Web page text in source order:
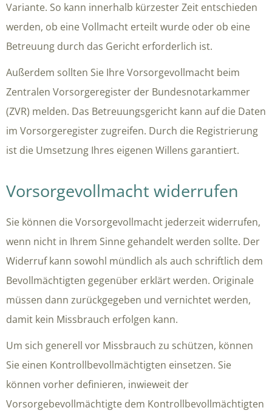
Variante. So kann innerhalb kürzester Zeit entschieden
werden, ob eine Vollmacht erteilt wurde oder ob eine
Betreuung durch das Gericht erforderlich ist.
Außerdem sollten Sie Ihre Vorsorgevollmacht beim
Zentralen Vorsorgeregister der Bundes­notarkammer
(ZVR) melden. Das Betreuungsgericht kann auf die Daten
im Vorsorgeregister zugreifen. Durch die Registrierung
ist die Umsetzung Ihres eigenen Willens garantiert.
Vorsorgevollmacht widerrufen
Sie können die Vorsorgevollmacht jederzeit widerrufen,
wenn nicht in Ihrem Sinne gehandelt werden sollte. Der
Widerruf kann sowohl mündlich als auch schriftlich dem
Bevollmächtigten gegenüber erklärt werden. Originale
müssen dann zurückgegeben und vernichtet werden,
damit kein Missbrauch erfolgen kann.
Um sich generell vor Missbrauch zu schützen, können
Sie einen Kontrollbevollmächtigten einsetzen. Sie
können vorher definieren, inwieweit der
Vorsorgebevollmächtigte dem Kontrollbevollmächtigten